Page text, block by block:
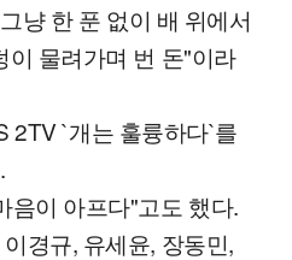
냥 한 푼 없이 배 위에서
이 물려가며 번 돈"이라
2TV `개는 훌륭하다`를
음이 아프다"고도 했다.
경규, 유세윤, 장동민,